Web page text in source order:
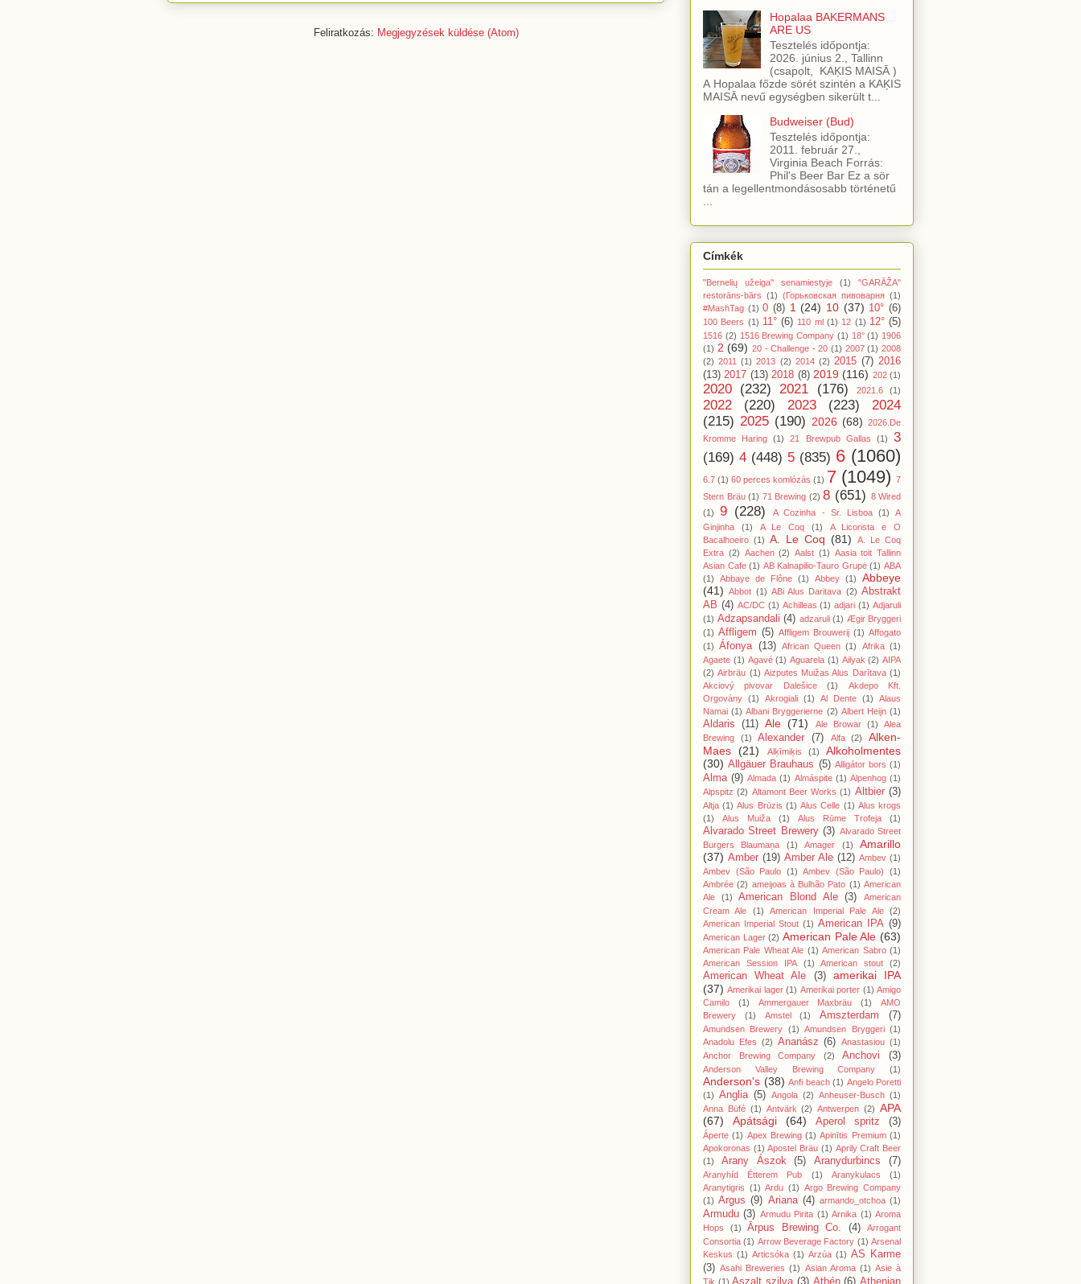
Feliratkozás: Megjegyzések küldése (Atom)
Hopalaa BAKERMANS
ARE US
Tesztelés időpontja:
2026. június 2., Tallinn
(csapolt, KAĶIS MAISĀ )
A Hopalaa főzde sörét szintén a KAĶIS
MAISĀ nevű egységben sikerült t...
Budweiser (Bud)
Tesztelés időpontja:
2011. február 27.,
Virginia Beach Forrás:
Phil's Beer Bar Ez a sör
tán a legellentmondásosabb történetű
Címkék
"Bernelių užeiga" senamiestyje (1)
"GARĀŽA"
restorāns-bārs (1) (Горьковская пивоварня (1)
#MashTag (1) 0 (8) 1 (24) 10 (37) 10° (6)
100 Beers (1) 11° (6) 110 ml (1) 12 (1) 12° (5)
1516 (2) 1516 Brewing Company (1) 18° (1) 1906
(1) 2 (69) 20 - Challenge - 20 (1) 2007 (1) 2008
(2) 2011 (1) 2013 (2) 2014 (2) 2015 (7) 2016
(13) 2017 (13) 2018 (8) 2019 (116) 202 (1)
2020 (232) 2021 (176) 2021.6 (1)
2022 (220) 2023 (223)
2024
(215) 2025 (190) 2026 (68) 2026.De
Kromme Haring
(1) 21 Brewpub Gallas (1)
3
(169) 4 (448) 5 (835) 6 (1060)
6.7 (1) 60 perces komlózás (1) 7 (1049) 7
Stern Bräu (1) 71 Brewing (2) 8 (651) 8 Wired
(1)
9 (228) A Cozinha - Sr. Lisboa (1)
A
Ginjinha
(1) A Le Coq (1)
A Licorista e O
Bacalhoeiro (1) A. Le Coq (81)
A. Le Coq
Extra (2) Aachen (2) Aalst (1) Aasia toit Tallinn
Asian Cafe (1) AB Kalnapilio-Tauro Grupė (1) ABA
(1)
Abbaye de Flône (1) Abbey (1)
Abbeye
(41)
Abbot (1) ABi Alus Daritava (2) Abstrakt
AB (4) AC/DC (1) Achilleas (1) adjari (1) Adjaruli
(1) Adzapsandali (4) adzaruli (1) Ægir Bryggeri
(1) Affligem (5) Affligem Brouwerij (1) Affogato
(1)
Áfonya (13) African Queen (1) Afrika (1)
Agaete (1) Agavé (1) Aguarela (1) Ailyak (2) AIPA
(2) Airbräu (1) Aizputes Muižas Alus Darītava (1)
Akciový pivovar Dalešice
(1)
Akdepo Kft.
Orgovány (1) Akrogiali (1) Al Dente (1)
Alaus
Namai (1) Albani Bryggerierne (2) Albert Heijn (1)
Aldaris (11) Ale (71) Ale Browar (1)
Alea
Brewing
(1) Alexander (7) Alfa (2)
Alken-
Maes
(21) Alķīmiķis (1)
Alkoholmentes
(30) Allgäuer Brauhaus (5) Alligátor bors (1)
Alma (9) Almada (1) Almáspite (1) Alpenhog (1)
Alpspitz (2) Altamont Beer Works (1) Altbier (3)
Altja (1) Alus Brūzis (1) Alus Celle (1) Alus krogs
(1)
Alus Muiža (1) Alus Rūme Trofeja (1)
Alvarado Street Brewery (3) Alvarado Street
Burgers Blaumaņa
(1) Amager (1)
Amarillo
(37) Amber (19) Amber Ale (12) Ambev (1)
Ambev (São Paulo (1) Ambev (São Paulo)
(1)
Ambrée (2) ameijoas à Bulhão Pato (1) American
Ale
(1) American Blond Ale (3)
American
Cream Ale
(1) American Imperial Pale Ale
(2)
American Imperial Stout (1) American IPA (9)
American Lager (2) American Pale Ale (63)
American Pale Wheat Ale (1) American Sabro (1)
American Session IPA
(1) American stout (2)
American Wheat Ale (3)
amerikai IPA
(37) Amerikai lager (1) Amerikai porter (1) Amigo
Camilo
(1) Ammergauer Maxbräu (1)
AMO
Brewery
(1) Amstel (1) Amszterdam (7)
Amundsen Brewery (1) Amundsen Bryggeri (1)
Anadolu Efes (2) Ananász (6) Anastasiou (1)
Anchor Brewing Company
(2) Anchovi (3)
Anderson Valley Brewing Company (1)
Anderson's (38) Anfi beach (1) Angelo Poretti
(1) Anglia (5) Angola (2) Anheuser-Busch (1)
Anna Büfé (1) Antvärk (2) Antwerpen (2) APA
(67)
Apátsági (64) Aperol spritz (3)
Áperte (1) Apex Brewing (1) Apinītis Premium (1)
Apokoronas (1) Apostel Bräu (1) Aprily Craft Beer
(1)
Arany Ászok (5) Aranydurbincs (7)
Aranyhíd Étterem Pub (1) Aranykulacs
(1)
Aranytigris (1) Ardu (1) Argo Brewing Company
(1) Argus (9) Ariana (4) armando_otchoa (1)
Armudu (3) Armudu Pirita (1) Arnika (1) Aroma
Hops
(1) Ārpus Brewing Co. (4)
Arrogant
Consortia (1) Arrow Beverage Factory (1) Arsenal
Keskus (1) Articsóka (1) Arzúa (1) AS Karme
(3) Asahi Breweries (1) Asian Aroma (1) Asie à
Tik (1) Aszalt szilva (3) Athén (6) Athenian